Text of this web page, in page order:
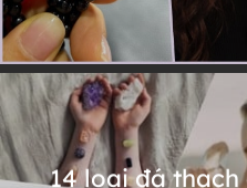
14 loại đá